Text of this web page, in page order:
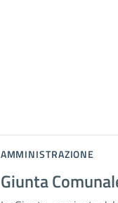
AMMINISTRAZIONE
Giunta